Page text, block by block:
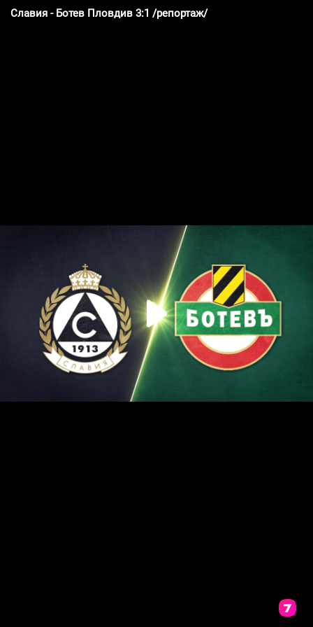
Славия - Ботев Пловдив 3:1 /репортаж/